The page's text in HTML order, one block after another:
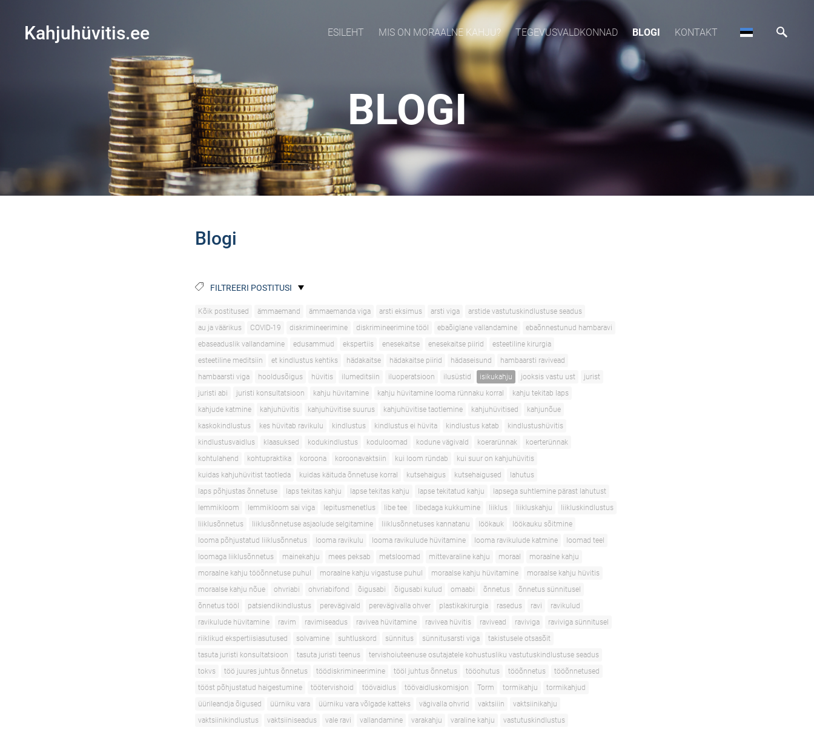
Kahjuhüvitis.ee ESILEHT MIS ON MORAALNE KAHJU? TEGEVUSVALDKONNAD BLOGI KONTAKT
BLOGI
Blogi
FILTREERI POSTITUSI
Kõik postitused ämmaemand ämmaemanda viga arsti eksimus arsti viga
arstide vastutuskindlustuse seadus
au ja väärikus
COVID-19 diskrimineerimine diskrimineerimine tööl ebaõiglane vallandamine
ebaõnnestunud hambaravi
ebaseaduslik vallandamine
edusammud ekspertiis enesekaitse enesekaitse piirid
esteetiline kirurgia
esteetiline meditsiin
et kindlustus kehtiks hädakaitse hädakaitse piirid hädaseisund
hambaarsti ravivead
hambaarsti viga
hooldusõigus hüvitis ilumeditsiin iluoperatsioon ilusüstid isikukahju jooksis vastu ust
jurist
juristi abi
juristi konsultatsioon kahju hüvitamine kahju hüvitamine looma rünnaku korral
kahju tekitab laps
kahjude katmine
kahjuhüvitis kahjuhüvitise suurus kahjuhüvitise taotlemine kahjuhüvitised
kahjunõue
kaskokindlustus
kes hüvitab ravikulu kindlustus kindlustus ei hüvita kindlustus katab
kindlustushüvitis
kindlustusvaidlus
klaasuksed kodukindlustus koduloomad kodune vägivald koerarünnak
koerterünnak
kohtulahend
kohtupraktika koroona koroonavaktsiin kui loom ründab
kui suur on kahjuhüvitis
kuidas kahjuhüvitist taotleda
kuidas käituda õnnetuse korral kutsehaigus kutsehaigused
lahutus
laps põhjustas õnnetuse
laps tekitas kahju lapse tekitas kahju lapse tekitatud kahju
lapsega suhtlemine pärast lahutust
lemmikloom
lemmikloom sai viga lepitusmenetlus libe tee libedaga kukkumine liiklus liikluskahju
liikluskindlustus
liiklusõnnetus
liiklusõnnetuse asjaolude selgitamine liiklusõnnetuses kannatanu löökauk
löökauku sõitmine
looma põhjustatud liiklusõnnetus
looma ravikulu looma ravikulude hüvitamine looma ravikulude katmine
loomad teel
loomaga liiklusõnnetus
mainekahju mees peksab metsloomad mittevaraline kahju moraal
moraalne kahju
moraalne kahju tööõnnetuse puhul
moraalne kahju vigastuse puhul moraalse kahju hüvitamine
moraalse kahju hüvitis
moraalse kahju nõue
ohvriabi ohvriabifond õigusabi õigusabi kulud omaabi õnnetus
õnnetus sünnitusel
õnnetus tööl
patsiendikindlustus perevägivald perevägivalla ohver plastikakirurgia rasedus ravi
ravikulud
ravikulude hüvitamine
ravim ravimiseadus ravivea hüvitamine ravivea hüvitis ravivead raviviga
raviviga sünnitusel
riiklikud ekspertiisiasutused
solvamine suhtluskord sünnitus sünnitusarsti viga
takistusele otsasõit
tasuta juristi konsultatsioon
tasuta juristi teenus
tervishoiuteenuse osutajatele kohustusliku vastutuskindlustuse seadus
tokvs
töö juures juhtus õnnetus töödiskrimineerimine tööl juhtus õnnetus tööohutus tööõnnetus
tööõnnetused
tööst põhjustatud haigestumine
töötervishoid töövaidlus töövaidluskomisjon Torm tormikahju
tormikahjud
üürileandja õigused
üürniku vara üürniku vara võlgade katteks vägivalla ohvrid vaktsiiin
vaktsiinikahju
vaktsiinikindlustus
vaktsiiniseadus vale ravi vallandamine varakahju varaline kahju vastutuskindlustus